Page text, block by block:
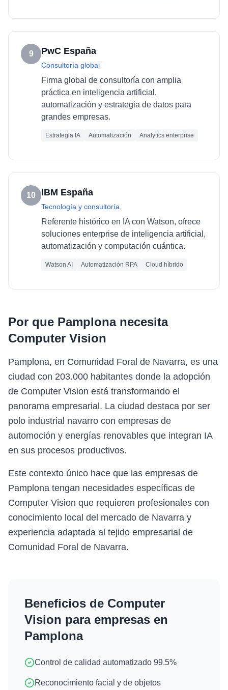
9 PwC España
Consultoría global
Firma global de consultoría con amplia
práctica en inteligencia artificial,
automatización y estrategia de datos para
grandes empresas.
Estrategia IA Automatización Analytics enterprise
10 IBM España
Tecnología y consultoría
Referente histórico en IA con Watson, ofrece
soluciones enterprise de inteligencia artificial,
automatización y computación cuántica.
Watson AI Automatización RPA Cloud híbrido
Por que Pamplonanecesita
Computer Vision
Pamplona, en Comunidad Foral de Navarra, es una
ciudad con 203.000 habitantes donde la adopción
de Computer Vision está transformando el
panorama empresarial. La ciudad destaca por ser
polo industrial navarro con empresas de
automoción y energías renovables que integran IA
en sus procesos productivos.
Este contexto único hace que las empresas de
Pamplona tengan necesidades específicas de
Computer Vision que requieren profesionales con
conocimiento local del mercado de Navarra y
experiencia adaptada al tejido empresarial de
Comunidad Foral de Navarra.
Beneficios de Computer
Vision para empresas en
Pamplona
Control de calidad automatizado 99.5%
Reconocimiento facial y de objetos